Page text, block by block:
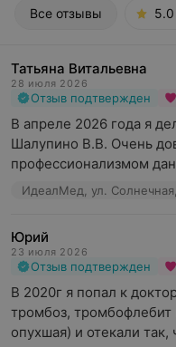
Все отзывы 5.0
Татьяна Витальевна
28 июля 2026
Отзыв подтвержден
В апреле 2026 года я
Шалупино В.В. Очень
профессионализмом
ИдеалМед, ул.
Юрий
23 июля 2026
Отзыв подтвержден
В 2020г я попал к
тромбоз, тромбофлебит
опухшая) и отекали так,